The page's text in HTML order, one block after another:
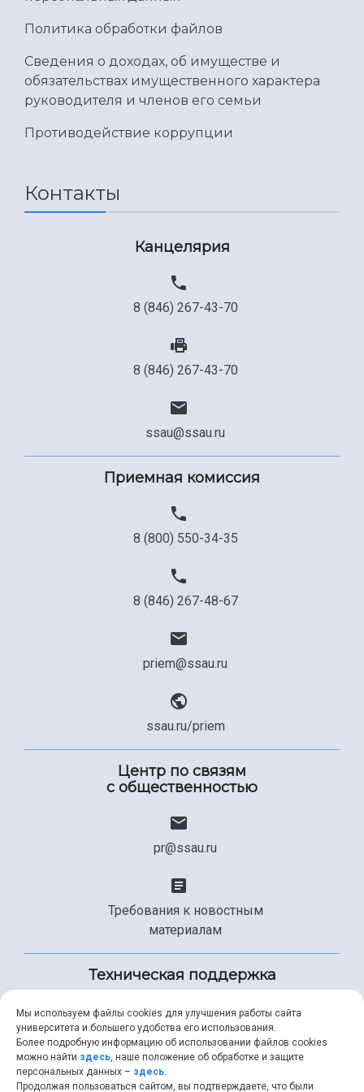
Официальные документы
Политика обработки файлов
Сведения о доходах, об имуществе и
обязательствах имущественного характера
руководителя и членов его семьи
Противодействие коррупции
Контакты
Канцелярия
8 (846) 267-43-70
8 (846) 267-43-70
ssau@ssau.ru
Приемная комиссия
8 (800) 550-34-35
8 (846) 267-48-67
priem@ssau.ru
ssau.ru/priem
Центр по связям
с общественностью
pr@ssau.ru
Требования к новостным
материалам
Техническая поддержка
+7 (846) 267-49-99
Мы используем файлы cookies для улучшения работы сайта
университета и большего удобства его использования.
Более подробную информацию об использовании файлов cookies
можно найти здесь, наше положение об обработке и защите
персональных данных – здесь.
Продолжая пользоваться сайтом, вы подтверждаете, что были